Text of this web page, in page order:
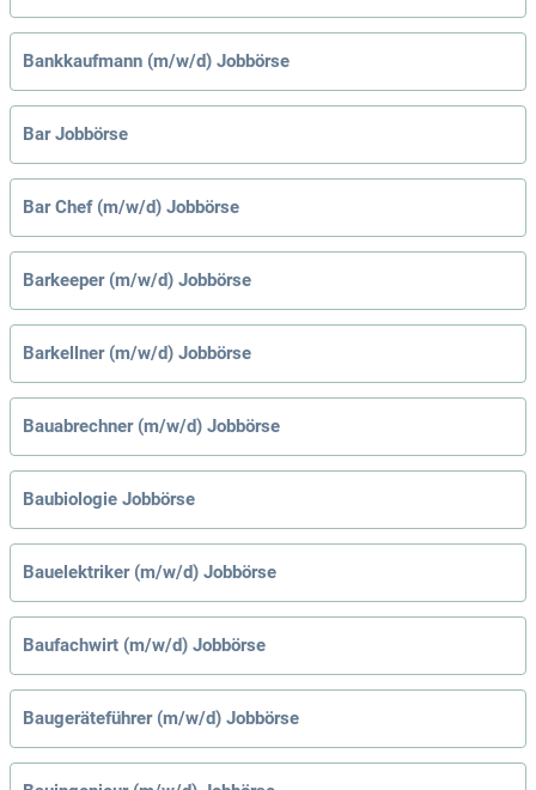
Bankkaufmann (m/w/d) Jobbörse
Bar Jobbörse
Bar Chef (m/w/d) Jobbörse
Barkeeper (m/w/d) Jobbörse
Barkellner (m/w/d) Jobbörse
Bauabrechner (m/w/d) Jobbörse
Baubiologie Jobbörse
Bauelektriker (m/w/d) Jobbörse
Baufachwirt (m/w/d) Jobbörse
Baugeräteführer (m/w/d) Jobbörse